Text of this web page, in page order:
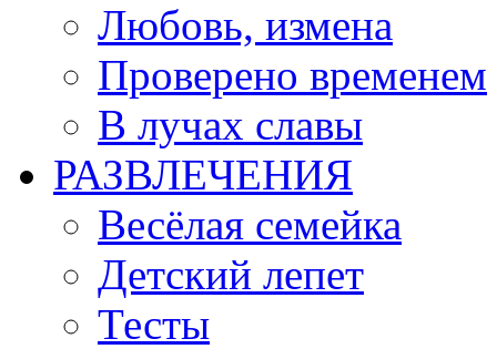
Любовь, измена
Проверено временем
В лучах славы
РАЗВЛЕЧЕНИЯ
Весёлая семейка
Детский лепет
Тесты